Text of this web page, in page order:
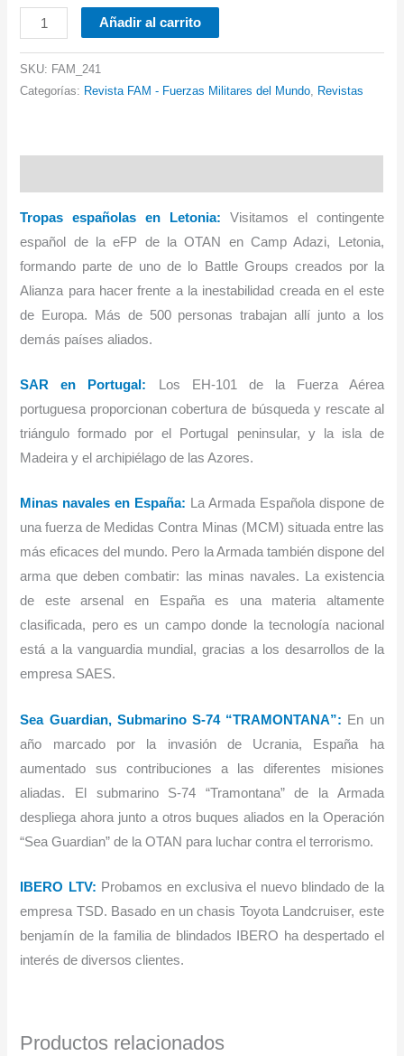
FAM
-
FUERZAS
MILITARES
Añadir al carrito
SKU: FAM_241
Categorías: Revista FAM - Fuerzas Militares del Mundo, Revistas
Tropas españolas en Letonia:
Visitamos el contingente
español de la eFP de la OTAN en Camp Adazi, Letonia,
formando parte de uno de lo Battle Groups creados por la
Alianza para hacer frente a la inestabilidad creada en el este
de Europa. Más de 500 personas trabajan allí junto a los
demás países aliados.
SAR en Portugal:
Los EH-101 de la Fuerza Aérea
portuguesa proporcionan cobertura de búsqueda y rescate al
triángulo formado por el Portugal peninsular, y la isla de
Madeira y el archipiélago de las Azores.
Minas navales en España: La Armada Española dispone de
una fuerza de Medidas Contra Minas (MCM) situada entre las
más eficaces del mundo. Pero la Armada también dispone del
arma que deben combatir: las minas navales. La existencia
de este arsenal en España es una materia altamente
clasificada, pero es un campo donde la tecnología nacional
está a la vanguardia mundial, gracias a los desarrollos de la
empresa SAES.
Sea Guardian, Submarino S-74 “TRAMONTANA”: En un
año marcado por la invasión de Ucrania, España ha
aumentado sus contribuciones a las diferentes misiones
aliadas. El submarino S-74 “Tramontana” de la Armada
despliega ahora junto a otros buques aliados en la Operación
“Sea Guardian” de la OTAN para luchar contra el terrorismo.
IBERO LTV: Probamos en exclusiva el nuevo blindado de la
empresa TSD. Basado en un chasis Toyota Landcruiser, este
benjamín de la familia de blindados IBERO ha despertado el
interés de diversos clientes.
Productos relacionados